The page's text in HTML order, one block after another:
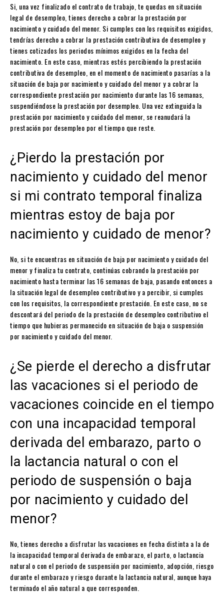
Si, una vez finalizado el contrato de trabajo, te quedas en situación
legal de desempleo, tienes derecho a cobrar la prestación por
nacimiento y cuidado del menor. Si cumples con los requisitos exigidos,
tendrías derecho a cobrar la prestación contributiva de desempleo y
tienes cotizados los periodos mínimos exigidos en la fecha del
nacimiento. En este caso, mientras estés percibiendo la prestación
contributiva de desempleo, en el momento de nacimiento pasarías a la
situación de baja por nacimiento y cuidado del menor y a cobrar la
correspondiente prestación por nacimiento durante las 16 semanas,
suspendiéndose la prestación por desempleo. Una vez extinguida la
prestación por nacimiento y cuidado del menor, se reanudará la
prestación por desempleo por el tiempo que reste.
¿Pierdo la prestación por
nacimiento y cuidado del menor
si mi contrato temporal finaliza
mientras estoy de baja por
nacimiento y cuidado de menor?
No, si te encuentras en situación de baja por nacimiento y cuidado del
menor y finaliza tu contrato, continúas cobrando la prestación por
nacimiento hasta terminar las 16 semanas de baja, pasando entonces a
la situación legal de desempleo contributivo y a percibir, si cumples
con los requisitos, la correspondiente prestación. En este caso, no se
descontará del periodo de la prestación de desempleo contributivo el
tiempo que hubieras permanecido en situación de baja o suspensión
por nacimiento y cuidado del menor.
¿Se pierde el derecho a disfrutar
las vacaciones si el periodo de
vacaciones coincide en el tiempo
con una incapacidad temporal
derivada del embarazo, parto o
la lactancia natural o con el
periodo de suspensión o baja
por nacimiento y cuidado del
menor?
No, tienes derecho a disfrutar las vacaciones en fecha distinta a la de
la incapacidad temporal derivada de embarazo, el parto, o lactancia
natural o con el periodo de suspensión por nacimiento, adopción, riesgo
durante el embarazo y riesgo durante la lactancia natural, aunque haya
terminado el año natural a que corresponden.